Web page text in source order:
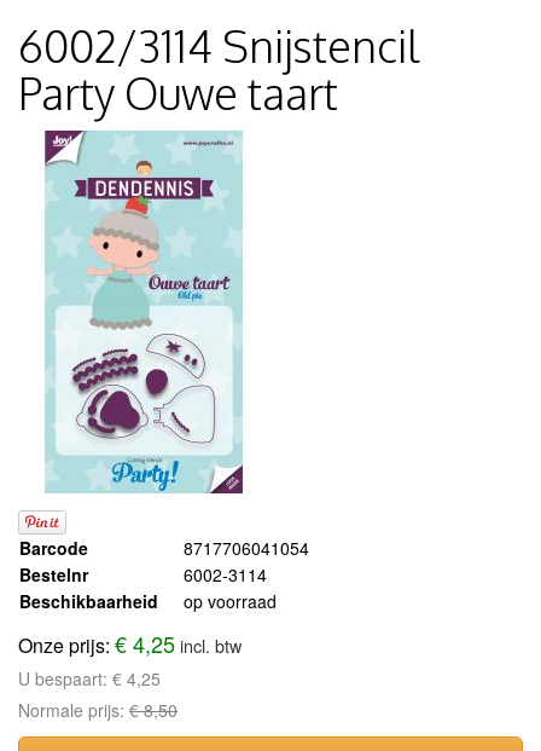
6002/3114 Snijstencil
Party Ouwe taart
Barcode
8717706041054
Bestelnr
6002-3114
Beschikbaarheid
op voorraad
Onze prijs: € 4,25incl. btw
U bespaart: € 4,25
Normale prijs: € 8,50